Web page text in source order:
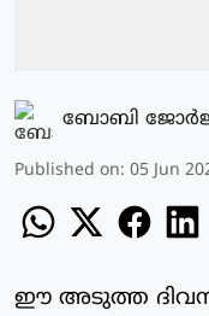
ബോബി
Published on: 05 Jun
ഈ അടുത്ത